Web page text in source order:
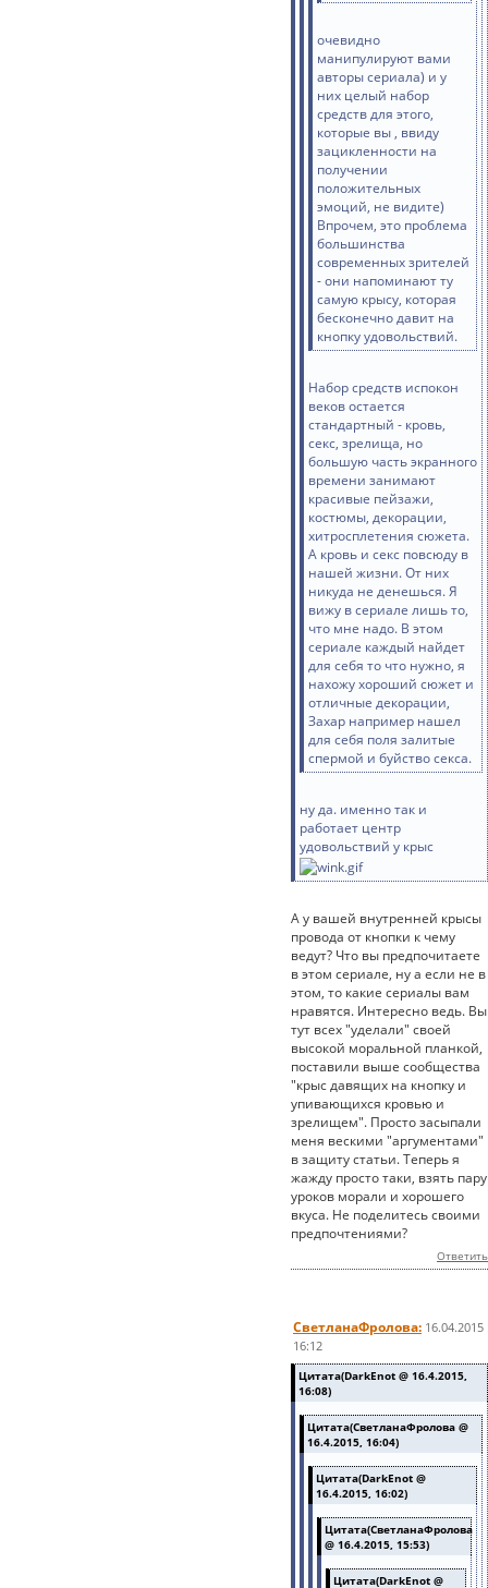
очевидно
манипулируют вами
авторы сериала) и у
них целый набор
средств для этого,
которые вы , ввиду
зацикленности на
получении
положительных
эмоций, не видите)
Впрочем, это проблема
большинства
современных зрителей
- они напоминают ту
самую крысу, которая
бесконечно давит на
кнопку удовольствий.
Набор средств испокон
веков остается
стандартный - кровь,
секс, зрелища, но
большую часть экранного
времени занимают
красивые пейзажи,
костюмы, декорации,
хитросплетения сюжета.
А кровь и секс повсюду в
нашей жизни. От них
никуда не денешься. Я
вижу в сериале лишь то,
что мне надо. В этом
сериале каждый найдет
для себя то что нужно, я
нахожу хороший сюжет и
отличные декорации,
Захар например нашел
для себя поля залитые
спермой и буйство секса.
ну да. именно так и
работает центр
удовольствий у крыс
А у вашей внутренней крысы
провода от кнопки к чему
ведут? Что вы предпочитаете
в этом сериале, ну а если не в
этом, то какие сериалы вам
нравятся. Интересно ведь. Вы
тут всех "уделали" своей
высокой моральной планкой,
поставили выше сообщества
"крыс давящих на кнопку и
упивающихся кровью и
зрелищем". Просто засыпали
меня вескими "аргументами"
в защиту статьи. Теперь я
жажду просто таки, взять пару
уроков морали и хорошего
вкуса. Не поделитесь своими
предпочтениями?
Ответить
СветланаФролова: 16.04.2015
16:12
Цитата(DarkEnot @ 16.4.2015,
16:08)
Цитата(СветланаФролова @
16.4.2015, 16:04)
Цитата(DarkEnot @
16.4.2015, 16:02)
Цитата(СветланаФролова
@ 16.4.2015, 15:53)
Цитата(DarkEnot @